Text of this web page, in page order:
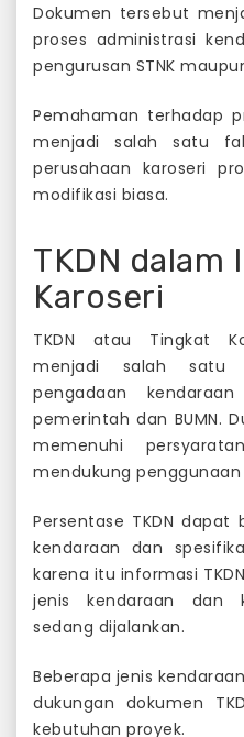
Dokumen tersebut
proses administrasi
pengurusan STNK
Pemahaman terhadap
menjadi salah satu
perusahaan karoseri
modifikasi biasa.
TKDN dalam
Karoseri
TKDN atau Tingkat
menjadi salah satu
pengadaan
pemerintah dan BUMN.
memenuhi
mendukung
Persentase TKDN
kendaraan dan
karena itu informasi
jenis kendaraan dan
sedang dijalankan.
Beberapa jenis
dukungan dokumen
kebutuhan proyek.